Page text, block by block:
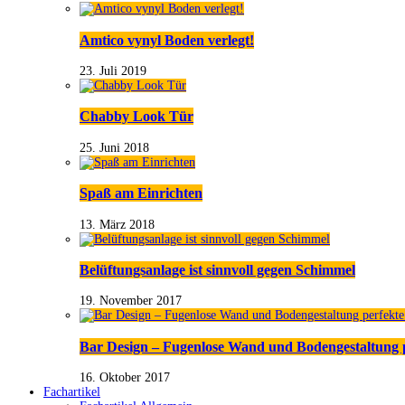
Amtico vynyl Boden verlegt!
23. Juli 2019
Chabby Look Tür
25. Juni 2018
Spaß am Einrichten
13. März 2018
Belüftungsanlage ist sinnvoll gegen Schimmel
19. November 2017
Bar Design – Fugenlose Wand und
16. Oktober 2017
Fachartikel